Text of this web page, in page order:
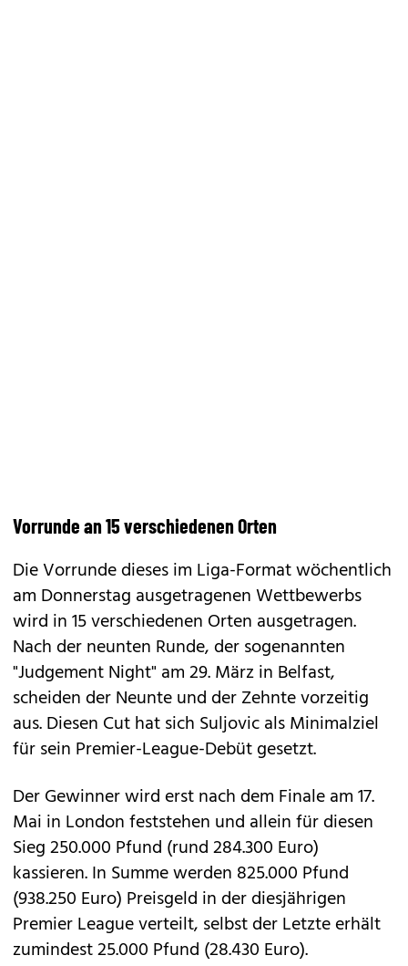
Vorrunde an 15 verschiedenen Orten
Die Vorrunde dieses im Liga-Format wöchentlich
am Donnerstag ausgetragenen Wettbewerbs
wird in 15 verschiedenen Orten ausgetragen.
Nach der neunten Runde, der sogenannten
"Judgement Night" am 29. März in Belfast,
scheiden der Neunte und der Zehnte vorzeitig
aus. Diesen Cut hat sich Suljovic als Minimalziel
für sein Premier-League-Debüt gesetzt.
Der Gewinner wird erst nach dem Finale am 17.
Mai in London feststehen und allein für diesen
Sieg 250.000 Pfund (rund 284.300 Euro)
kassieren. In Summe werden 825.000 Pfund
(938.250 Euro) Preisgeld in der diesjährigen
Premier League verteilt, selbst der Letzte erhält
zumindest 25.000 Pfund (28.430 Euro).